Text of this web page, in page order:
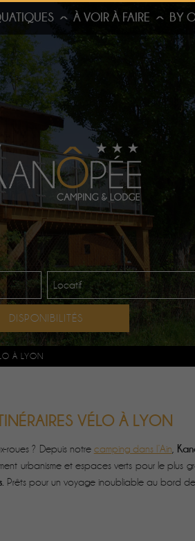
À VOIR À FAIRE BY
À LYON
VÉLO À LYON
roues ? Depuis notre camping dans l’Ain
urbanisme et espaces verts pour le plus
Prêts pour un voyage inoubliable au bord de